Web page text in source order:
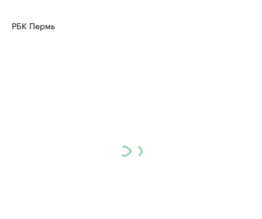
РБК Пермь